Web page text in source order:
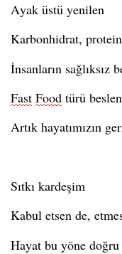
Ayak üstü yenilen
Karbonhidrat,
İnsanların sağlıksız
Fast Food türü
Artık hayatımızın
Sıtkı kardeşim
Kabul etsen de,
Hayat bu yöne doğru